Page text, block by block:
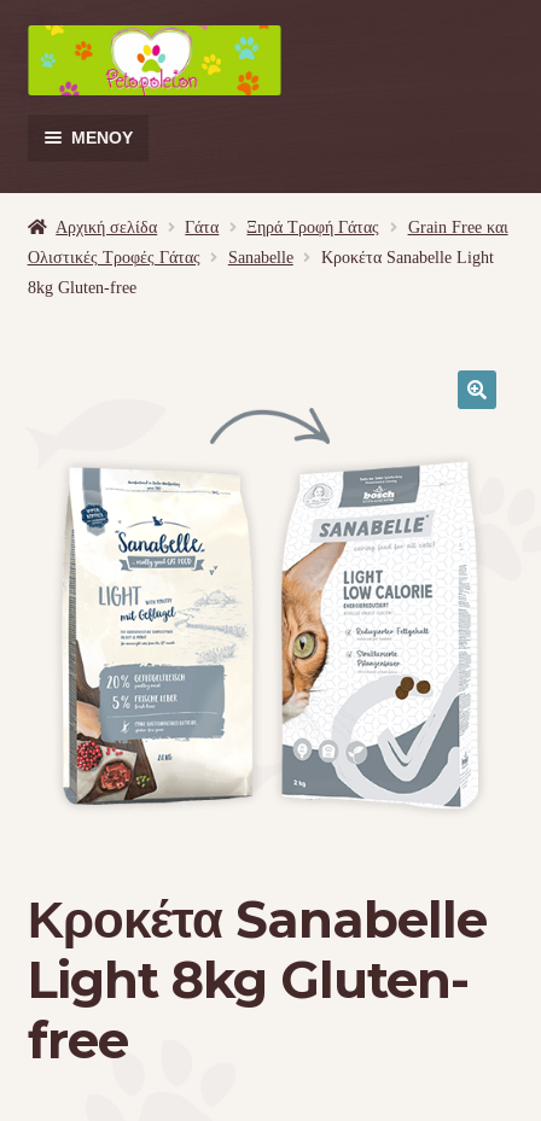
Απευθείας
μετάβαση
στην
πλοήγηση
Μετάβαση
σε
περιεχόμενο
ΜΕΝΟΎ
Γάτα
Πουλί
Κρεβατάκια
Τσάντες μεταφοράς
Επικοινωνία
Φροντίδα – Είδη Υγιεινής
Αρχική σελίδα Γάτα Ξηρά Τροφή Γάτας
Grain Free και
Ολιστικές Τροφές Γάτας
Sanabelle
Κροκέτα Sanabelle Light
8kg Gluten-free
Κροκέτα Sanabelle
Light 8kg Gluten-
free